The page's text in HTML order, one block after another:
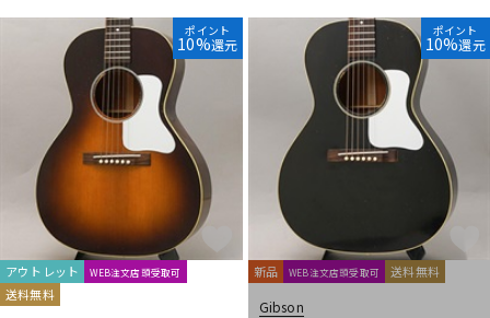
ドラム パーカッション
キーボード
アンプ エフェクター
ポイント
10%還元
アウトレット WEB注文店頭受取可
送料無料
ポイント
10%還元
新品 WEB注文店頭受取可 送料無料
Gibson